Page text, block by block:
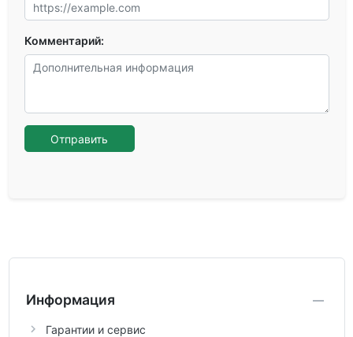
Комментарий:
Отправить
Информация
Гарантии и сервис